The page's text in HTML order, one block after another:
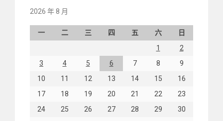
2026 年 8 月
一 二 三 四 五 六
日
1
2
3
4 5 6 7 8
9
10
11 12 13 14 15
16
17
18 19 20 21 22
23
24
25 26 27 28 29
30